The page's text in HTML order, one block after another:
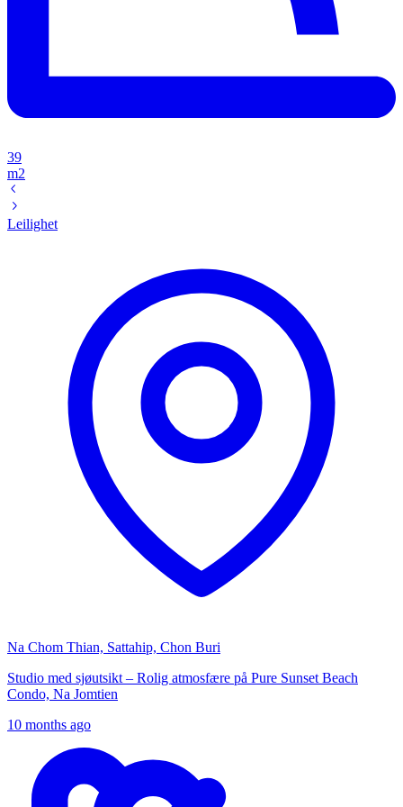
39
m2
Leilighet
Na Chom Thian, Sattahip, Chon Buri
Studio med sjøutsikt – Rolig atmosfære på Pure Sunset Beach
Condo, Na Jomtien
10 months ago